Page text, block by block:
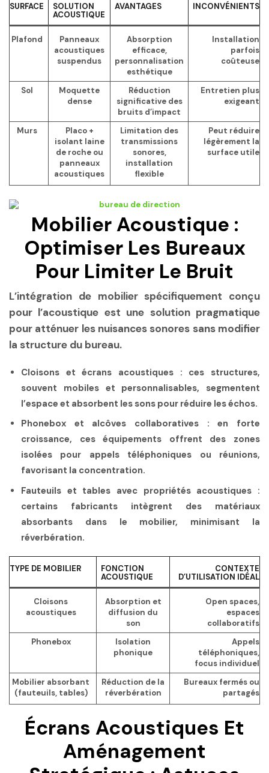
SURFACE
SOLUTION
ACOUSTIQUE
AVANTAGES INCONVÉNIENTS
Plafond
Panneaux
acoustiques
suspendus
Absorption
efficace,
personnalisation
esthétique
Installation
parfois
coûteuse
Sol
Moquette
dense
Réduction
significative des
bruits d’impact
Entretien plus
exigeant
Murs
Placo +
isolant laine
de roche ou
panneaux
acoustiques
Limitation des
transmissions
sonores,
installation
flexible
Peut réduire
légèrement la
surface utile
Mobilier Acoustique :
Optimiser Les Bureaux
Pour Limiter Le Bruit
L’intégration de mobilier spécifiquement conçu
pour l’acoustique est une solution pragmatique
pour atténuer les nuisances sonores sans modifier
la structure du bureau.
Cloisons et écrans acoustiques : ces structures,
souvent mobiles et personnalisables, segmentent
l’espace et absorbent les sons pour réduire les échos.
Phonebox et alcôves collaboratives : en forte
croissance, ces équipements offrent des zones
isolées pour appels téléphoniques ou réunions,
favorisant la concentration.
Fauteuils et tables avec propriétés acoustiques :
certains fabricants intègrent des matériaux
absorbants dans le mobilier, minimisant la
réverbération.
TYPE DE MOBILIER
FONCTION
ACOUSTIQUE
CONTEXTE
D’UTILISATION IDÉAL
Cloisons
acoustiques
Absorption et
diffusion du
son
Open spaces,
espaces
collaboratifs
Phonebox
Isolation
phonique
Appels
téléphoniques,
focus individuel
Mobilier absorbant
(fauteuils, tables)
Réduction de la
réverbération
Bureaux fermés ou
partagés
Écrans Acoustiques Et
Aménagement